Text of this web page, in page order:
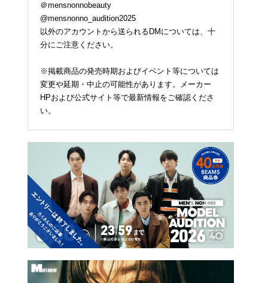
＠mensnonnobeauty
@mensnonno_audition2025
以外のアカウントから送られるDMについては、十
分にご注意ください。
※掲載商品の発売時期およびイベント等については
変更や延期・中止の可能性があります。メーカー
HPおよび公式サイト等で最新情報をご確認くださ
い。